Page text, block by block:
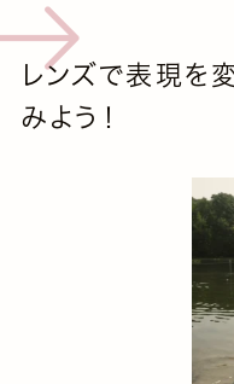
レンズで表現を
みよう！